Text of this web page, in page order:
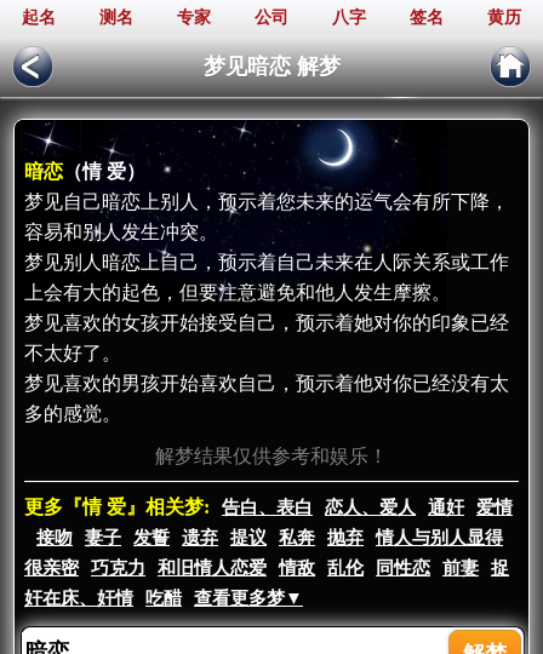
起名 测名 专家 公司 八字 签名 黄历
梦见暗恋 解梦
暗恋 （情 爱）
梦见自己暗恋上别人，预示着您未来的运气会有所下降，
容易和别人发生冲突。
梦见别人暗恋上自己，预示着自己未来在人际关系或工作
上会有大的起色，但要注意避免和他人发生摩擦。
梦见喜欢的女孩开始接受自己，预示着她对你的印象已经
不太好了。
梦见喜欢的男孩开始喜欢自己，预示着他对你已经没有太
多的感觉。
解梦结果仅供参考和娱乐！
更多『情 爱』相关梦: 告白、表白 恋人、爱人 通奸
爱情
接吻
妻子 发誓 遗弃 提议 私奔 抛弃
情人与别人显得
很亲密
巧克力 和旧情人恋爱 情敌 乱伦 同性恋 前妻
捉
奸在床、奸情
吃醋 查看更多梦▼